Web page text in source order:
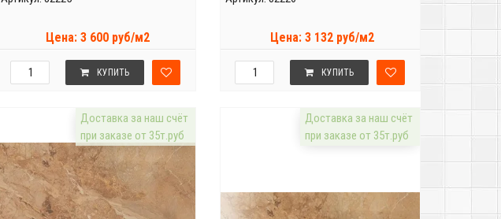
Цена: 3 600 руб/м2
КУПИТЬ
Цена: 3 132 руб/м2
КУПИТЬ
Доставка за наш счёт
при заказе от 35т.руб
Доставка за наш счёт
при заказе от 35т.руб